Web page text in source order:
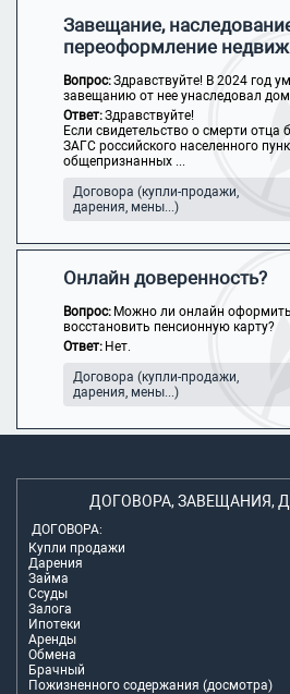
Завещание,
переоформление
Вопрос:Здравствуйте! В 2024 год
завещанию от нее унаследовал
Ответ:Здравствуйте!
Если свидетельство о смерти
ЗАГС российского населенного
общепризнанных ...
Договора (купли-продажи,
дарения, мены...)
Онлайн доверенность?
Вопрос: Можно ли онлайн
восстановить пенсионную карту?
Ответ: Нет.
Договора (купли-продажи,
дарения, мены...)
ДОГОВОРА, ЗАВЕЩАНИЯ,
ДОГОВОРА:
Купли продажи
Дарения
Займа
Ссуды
Залога
Ипотеки
Аренды
Обмена
Брачный
Пожизненного содержания (досмотра)